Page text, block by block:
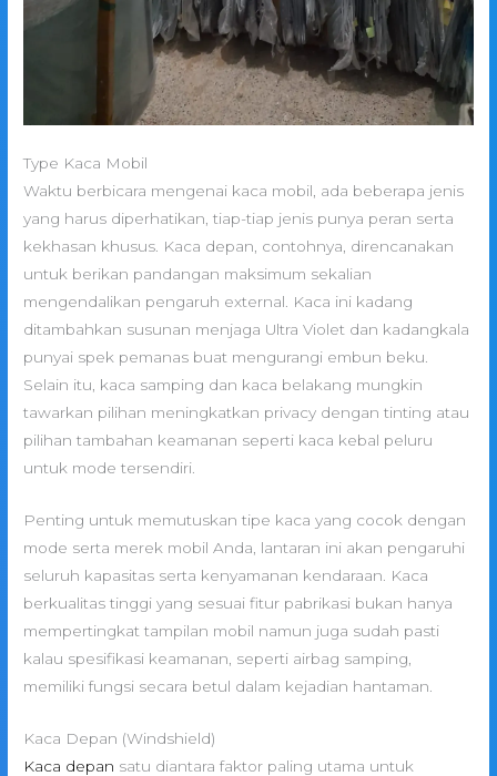
Type Kaca Mobil
Waktu berbicara mengenai kaca mobil, ada beberapa jenis
yang harus diperhatikan, tiap-tiap jenis punya peran serta
kekhasan khusus. Kaca depan, contohnya, direncanakan
untuk berikan pandangan maksimum sekalian
mengendalikan pengaruh external. Kaca ini kadang
ditambahkan susunan menjaga Ultra Violet dan kadangkala
punyai spek pemanas buat mengurangi embun beku.
Selain itu, kaca samping dan kaca belakang mungkin
tawarkan pilihan meningkatkan privacy dengan tinting atau
pilihan tambahan keamanan seperti kaca kebal peluru
untuk mode tersendiri.
Penting untuk memutuskan tipe kaca yang cocok dengan
mode serta merek mobil Anda, lantaran ini akan pengaruhi
seluruh kapasitas serta kenyamanan kendaraan. Kaca
berkualitas tinggi yang sesuai fitur pabrikasi bukan hanya
mempertingkat tampilan mobil namun juga sudah pasti
kalau spesifikasi keamanan, seperti airbag samping,
memiliki fungsi secara betul dalam kejadian hantaman.
Kaca Depan (Windshield)
Kaca depan satu diantara faktor paling utama untuk